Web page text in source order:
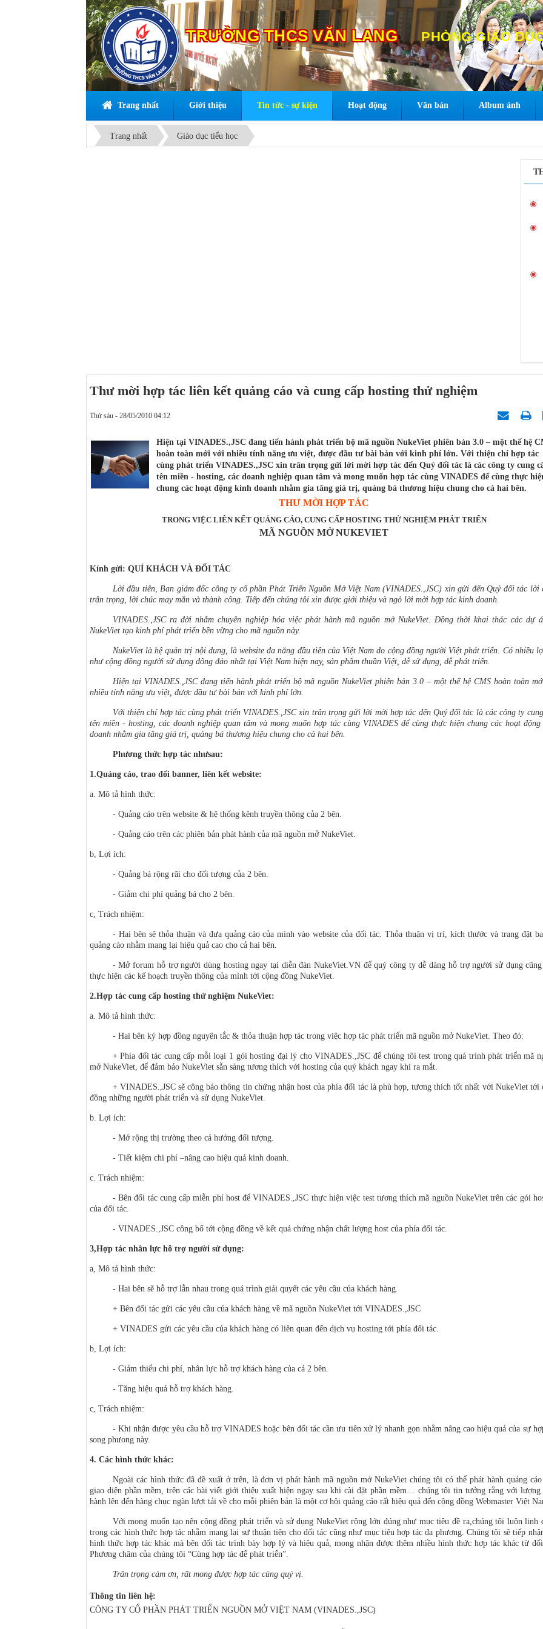
TRƯỜNG THCS VĂN LANG PHÒNG GIÁO
Trang nhất Giới thiệu Tin tức - sự kiện Hoạt động Văn bản Album ảnh
Trang nhất Giáo dục tiểu học
Thư mời hợp tác liên kết quảng cáo và cung cấp hosting thử nghiệm
Thứ sáu - 28/05/2010 04:12
Hiện tại VINADES.,JSC đang tiến hành phát triển bộ mã nguồn NukeViet phiên bản 3.0 – một thế hệ
hoàn toàn mới với nhiều tính năng ưu việt, được đầu tư bài bản với kinh phí lớn. Với thiện chí hợp tác
cùng phát triển VINADES.,JSC xin trân trọng gửi lời mời hợp tác đến Quý đối tác là các công ty cung
tên miền - hosting, các doanh nghiệp quan tâm và mong muốn hợp tác cùng VINADES để cùng thực
chung các hoạt động kinh doanh nhằm gia tăng giá trị, quảng bá thương hiệu chung cho cả hai bên.
THƯ MỜI HỢP TÁC
TRONG VIỆC LIÊN KẾT QUẢNG CÁO, CUNG CẤP HOSTING THỬ NGHIỆM PHÁT TRIỂN
MÃ NGUỒN MỞ NUKEVIET
Kính gửi: QUÍ KHÁCH VÀ ĐỐI TÁC
Lời đầu tiên, Ban giám đốc công ty cổ phần Phát Triển Nguồn Mở Việt Nam (VINADES.,JSC) xin gửi đến Quý đối tác lời
trân trọng, lời chúc may mắn và thành công. Tiếp đến chúng tôi xin được giới thiệu và ngỏ lời mời hợp tác kinh doanh.
VINADES.,JSC ra đời nhằm chuyên nghiệp hóa việc phát hành mã nguồn mở NukeViet. Đồng thời khai thác các dự
NukeViet tạo kinh phí phát triển bền vững cho mã nguồn này.
NukeViet là hệ quản trị nội dung, là website đa năng đầu tiên của Việt Nam do cộng đồng người Việt phát triển. Có nhiều
như cộng đồng người sử dụng đông đảo nhất tại Việt Nam hiện nay, sản phẩm thuần Việt, dễ sử dụng, dễ phát triển.
Hiện tại VINADES.,JSC đang tiến hành phát triển bộ mã nguồn NukeViet phiên bản 3.0 – một thế hệ CMS hoàn toàn
nhiều tính năng ưu việt, được đầu tư bài bản với kinh phí lớn.
Với thiện chí hợp tác cùng phát triển VINADES.,JSC xin trân trọng gửi lời mời hợp tác đến Quý đối tác là các công ty
tên miền - hosting, các doanh nghiệp quan tâm và mong muốn hợp tác cùng VINADES để cùng thực hiện chung các hoạt động
doanh nhằm gia tăng giá trị, quảng bá thương hiệu chung cho cả hai bên.
Phương thức hợp tác nhưsau:
1.Quảng cáo, trao đổi banner, liên kết website:
a. Mô tả hình thức:
- Quảng cáo trên website & hệ thống kênh truyền thông của 2 bên.
- Quảng cáo trên các phiên bản phát hành của mã nguồn mở NukeViet.
b, Lợi ích:
- Quảng bá rộng rãi cho đối tượng của 2 bên.
- Giảm chi phí quảng bá cho 2 bên.
c, Trách nhiệm:
- Hai bên sẽ thỏa thuận và đưa quảng cáo của mình vào website của đối tác. Thỏa thuận vị trí, kích thước và trang đặt
quảng cáo nhằm mang lại hiệu quả cao cho cả hai bên.
- Mở forum hỗ trợ người dùng hosting ngay tại diễn đàn NukeViet.VN để quý công ty dễ dàng hỗ trợ người sử dụng
thực hiện các kế hoạch truyền thông của mình tới cộng đồng NukeViet.
2.Hợp tác cung cấp hosting thử nghiệm NukeViet:
a. Mô tả hình thức:
- Hai bên ký hợp đồng nguyên tắc & thỏa thuận hợp tác trong việc hợp tác phát triển mã nguồn mở NukeViet. Theo đó:
+ Phía đối tác cung cấp mỗi loại 1 gói hosting đại lý cho VINADES.,JSC để chúng tôi test trong quá trình phát triển mã
mở NukeViet, để đảm bảo NukeViet sẵn sàng tương thích với hosting của quý khách ngay khi ra mắt.
+ VINADES.,JSC sẽ công báo thông tin chứng nhận host của phía đối tác là phù hợp, tương thích tốt nhất với NukeViet tới
đồng những người phát triển và sử dụng NukeViet.
b. Lợi ích:
- Mở rộng thị trường theo cả hướng đối tượng.
- Tiết kiệm chi phí –nâng cao hiệu quả kinh doanh.
c. Trách nhiệm:
- Bên đối tác cung cấp miễn phí host để VINADES.,JSC thực hiện việc test tương thích mã nguồn NukeViet trên các gói
của đối tác.
- VINADES.,JSC công bố tới cộng đồng về kết quả chứng nhận chất lượng host của phía đối tác.
3,Hợp tác nhân lực hỗ trợ người sử dụng:
a, Mô tả hình thức:
- Hai bên sẽ hỗ trợ lẫn nhau trong quá trình giải quyết các yêu cầu của khách hàng.
+ Bên đối tác gửi các yêu cầu của khách hàng về mã nguồn NukeViet tới VINADES.,JSC
+ VINADES gửi các yêu cầu của khách hàng có liên quan đến dịch vụ hosting tới phía đối tác.
b, Lợi ích:
- Giảm thiểu chi phí, nhân lực hỗ trợ khách hàng của cả 2 bên.
- Tăng hiệu quả hỗ trợ khách hàng.
c, Trách nhiệm:
- Khi nhận được yêu cầu hỗ trợ VINADES hoặc bên đối tác cần ưu tiên xử lý nhanh gọn nhằm nâng cao hiệu quả của sự
song phưong này.
4. Các hình thức khác:
Ngoài các hình thức đã đề xuất ở trên, là đơn vị phát hành mã nguồn mở NukeViet chúng tôi có thể phát hành quảng
giao diện phần mềm, trên các bài viết giới thiệu xuất hiện ngay sau khi cài đặt phần mềm… chúng tôi tin tưởng rằng với lượng
hành lên đến hàng chục ngàn lượt tải về cho mỗi phiên bản là một cơ hội quảng cáo rất hiệu quả đến cộng đồng Webmaster Việt
Với mong muốn tạo nên cộng đồng phát triển và sử dụng NukeViet rộng lớn đúng như mục tiêu đề ra,chúng tôi luôn linh
trong các hình thức hợp tác nhằm mang lại sự thuận tiện cho đối tác cũng như mục tiêu hợp tác đa phương. Chúng tôi sẽ tiếp
hình thức hợp tác khác mà bên đối tác trình bày hợp lý và hiệu quả, mong nhận được thêm nhiều hình thức hợp tác khác từ đối
Phương châm của chúng tôi “Cùng hợp tác để phát triển”.
Trân trọng cảm ơn, rất mong được hợp tác cùng quý vị.
Thông tin liên hệ:
CÔNG TY CỔ PHẦN PHÁT TRIỂN NGUỒN MỞ VIỆT NAM (VINADES.,JSC)